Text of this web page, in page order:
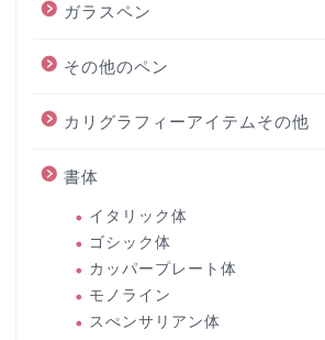
ガラスペン
その他のペン
カリグラフィーアイテムその他
書体
イタリック体
ゴシック体
カッパープレート体
モノライン
スぺンサリアン体